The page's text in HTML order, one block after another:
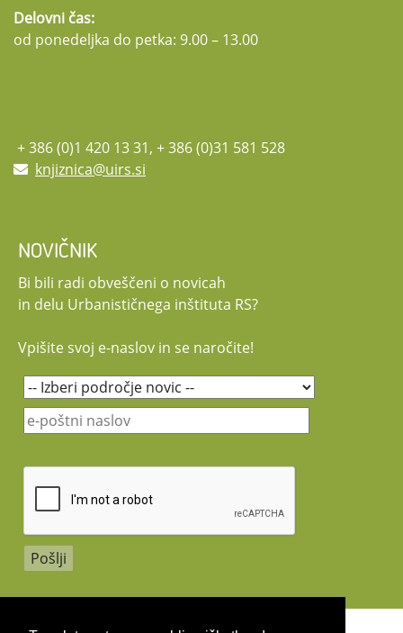
Delovni čas:
od ponedeljka do petka: 9.00 – 13.00
+ 386 (0)1 420 13 31, + 386 (0)31 581 528
knjiznica@uirs.si
NOVIČNIK
Bi bili radi obveščeni o novicah
in delu Urbanističnega inštituta RS?
Vpišite svoj e-naslov in se naročite!